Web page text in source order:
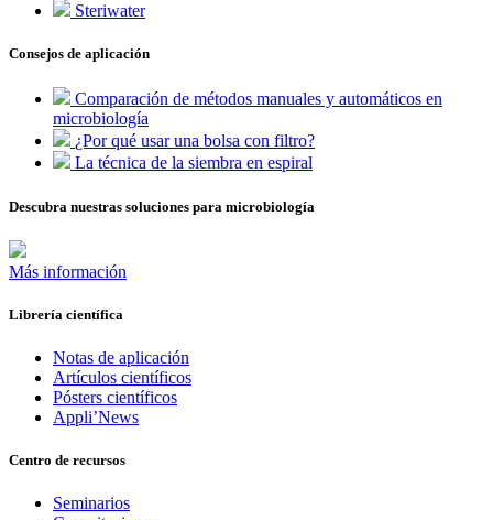
Steriwater
Consejos de aplicación
Comparación de métodos manuales y automáticos en
microbiología
¿Por qué usar una bolsa con filtro?
La técnica de la siembra en espiral
Descubra nuestras soluciones para microbiología
Más información
Librería científica
Notas de aplicación
Artículos científicos
Pósters científicos
Appli’News
Centro de recursos
Seminarios